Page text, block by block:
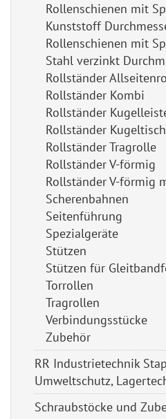
Rollenschienen mit
Kunststoff
Rollenschienen mit
Stahl verzinkt
Rollständer
Rollständer Kombi
Rollständer
Rollständer Kugeltisch
Rollständer Tragrolle
Rollständer V-förmig
Rollständer V-förmig
Scherenbahnen
Seitenführung
Spezialgeräte
Stützen
Stützen für
Torrollen
Tragrollen
Verbindungsstücke
Zubehör
RR Industrietechnik
Umweltschutz,
Schraubstöcke und